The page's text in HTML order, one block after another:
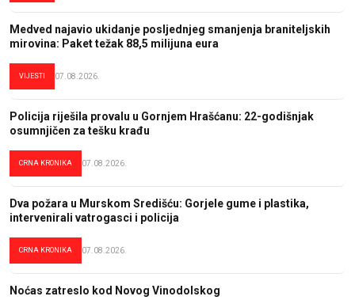
Medved najavio ukidanje posljednjeg smanjenja braniteljskih
mirovina: Paket težak 88,5 milijuna eura
VIJESTI 07.08.2026.
Policija riješila provalu u Gornjem Hrašćanu: 22-godišnjak
osumnjičen za tešku krađu
CRNA KRONIKA 07.08.2026.
Dva požara u Murskom Središću: Gorjele gume i plastika,
intervenirali vatrogasci i policija
CRNA KRONIKA 07.08.2026.
Noćas zatreslo kod Novog Vinodolskog